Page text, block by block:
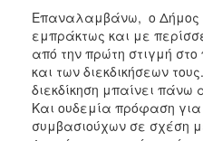
Επαναλαμβάνω, ο Δήμος
εμπράκτως και με
από την πρώτη στιγμή
και των διεκδικήσεων
διεκδίκηση μπαίνει πάνω
Και ουδεμία πρόφαση
συμβασιούχων σε σχέση